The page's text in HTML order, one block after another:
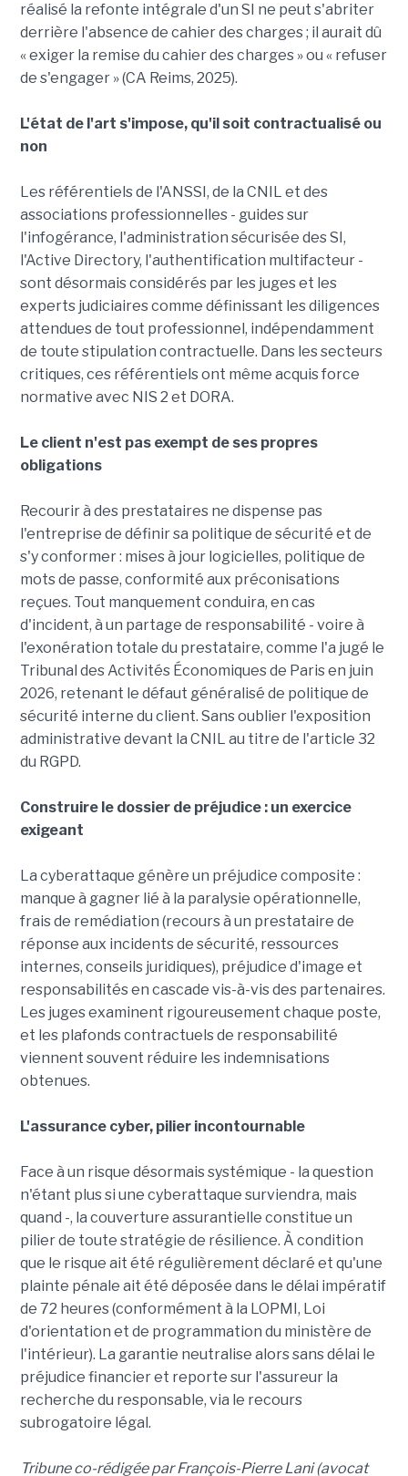
réalisé la refonte intégrale d'un SI ne peut s'abriter
derrière l'absence de cahier des charges ; il aurait dû
« exiger la remise du cahier des charges » ou « refuser
de s'engager » (CA Reims, 2025).
L'état de l'art s'impose, qu'il soit contractualisé ou
non
Les référentiels de l'ANSSI, de la CNIL et des
associations professionnelles - guides sur
l'infogérance, l'administration sécurisée des SI,
l'Active Directory, l'authentification multifacteur -
sont désormais considérés par les juges et les
experts judiciaires comme définissant les diligences
attendues de tout professionnel, indépendamment
de toute stipulation contractuelle. Dans les secteurs
critiques, ces référentiels ont même acquis force
normative avec NIS 2 et DORA.
Le client n'est pas exempt de ses propres
obligations
Recourir à des prestataires ne dispense pas
l'entreprise de définir sa politique de sécurité et de
s'y conformer : mises à jour logicielles, politique de
mots de passe, conformité aux préconisations
reçues. Tout manquement conduira, en cas
d'incident, à un partage de responsabilité - voire à
l'exonération totale du prestataire, comme l'a jugé le
Tribunal des Activités Économiques de Paris en juin
2026, retenant le défaut généralisé de politique de
sécurité interne du client. Sans oublier l'exposition
administrative devant la CNIL au titre de l'article 32
du RGPD.
Construire le dossier de préjudice : un exercice
exigeant
La cyberattaque génère un préjudice composite :
manque à gagner lié à la paralysie opérationnelle,
frais de remédiation (recours à un prestataire de
réponse aux incidents de sécurité, ressources
internes, conseils juridiques), préjudice d'image et
responsabilités en cascade vis-à-vis des partenaires.
Les juges examinent rigoureusement chaque poste,
et les plafonds contractuels de responsabilité
viennent souvent réduire les indemnisations
obtenues.
L'assurance cyber, pilier incontournable
Face à un risque désormais systémique - la question
n'étant plus si une cyberattaque surviendra, mais
quand -, la couverture assurantielle constitue un
pilier de toute stratégie de résilience. À condition
que le risque ait été régulièrement déclaré et qu'une
plainte pénale ait été déposée dans le délai impératif
de 72 heures (conformément à la LOPMI, Loi
d'orientation et de programmation du ministère de
l'intérieur). La garantie neutralise alors sans délai le
préjudice financier et reporte sur l'assureur la
recherche du responsable, via le recours
subrogatoire légal.
Tribune co-rédigée par François-Pierre Lani (avocat